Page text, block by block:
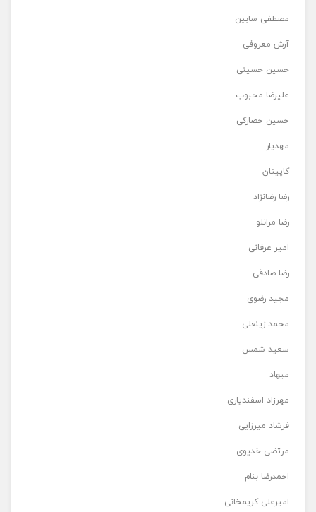
مصطفی سابین
آرش معروفی
حسین حسینی
علیرضا محبوب
حسین حصارکی
مهدیار
کاپیتان
رضا رضانژاد
رضا مرانلو
امیر عرفانی
رضا صادقی
مجید رضوی
محمد زینعلی
سعید شمس
میهاد
مهرزاد اسفندیاری
فرشاد میرزایی
مرتضی خدیوی
احمدرضا بنام
امیرعلی کریمخانی